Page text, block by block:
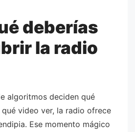
deberías
la radio
algoritmos deciden qué
video ver, la radio ofrece
Ese momento mágico